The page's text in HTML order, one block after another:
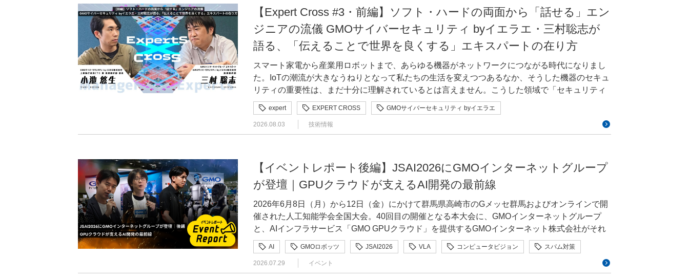
ください 山田このプロダクトは、もともとハッカソンで作ったものでした。その後、挑戦できる
公募がないかSNSで探していたときに、GMO DESIGN AWARDを知りました。せっかく形にした
プロダクトなら、できるだけ多くの場で評価をいただく機会をつくりたいと思い、応募を決めま
した。応募したのは、AI入力チェック機能を備えたフォーム作成ツール「フォームインワン」で
す。生成AIが回答者の入力内容をリアルタイムで確認し、非同期の手続きにおける不安感を軽減
する仕組みを提案したプロダクトです。 —制作の中で一番苦労した点と、それを乗り越えたエピ
ソードを教えてください 山田一番苦労したのは、「窓口のような安心感」を、オンラインフォー
ムという仕組みにどう落とし込むかでした。当初は、入力内容の不足に応じて自動で設問を追加
する手法を試しました。利用者の不安を軽減できる可能性は見えたものの、既存の運用フローか
ら大きく乖離してしまい、普及性という壁にぶつかりました。試行錯誤の末、現実的な導入のし
やすさを重視した仕様にたどり着きました。さらに、実装段階ではAIの応答速度という新たな課
できたときは、ようやく理想と現実を両立させられたという実感がありました。 —受賞されて、
ご自身や活動にどのような変化がありましたか。率直な感想も含めて教えてください 山田率直に
言って、とても嬉しかったです。一次選考、二次選考と進むたびに、クオリティの高い作品と並
んで自分たちのプロダクトが評価されていく実感があり、それは大きな励みになりました。もと
もとこのプロダクトはハッカソンから始まったものです。そこでの受賞をきっかけに、ある企業
からインターンのお声がけをいただいていましたが、その後のGMO DESIGN AWARDでの受賞
も、後押しの一つになったと感じています。挑戦を重ねるたびに、思いがけない形で次の機会に
つながっていくことを実感した経験です。 まとめ 今回ご紹介した3組は、それぞれ異なる得意分
野や視点を持つメンバー同士で、互いに補い合いながら作品を形にしていました。 得意なことが
異なっていたからこそ、さまざまな要素を集約した映像表現に挑戦できたチーム。AIとの壁打ち
たのは、AIを単なる省力化の道具として使うのではなく、「AIを使うからこそ成立する画面」を
つくることです。手描きの線と動きは自分で設計し、その線画からNormal mapを生成して陰影を
加えることで、2D作画の手触りを残しながら、光が彫り込まれたレリーフのような質感を目指し
ました。技術の新しさを見せるだけでなく、AIとの距離感や人間の孤独というテーマが、映像表
現と物語の両方から伝わるように工夫しました。 —制作過程でAIツールをどのように活用しまし
たか。使ってみて意外だった発見や、工夫したポイントも教えてください 松田企画段階では
ChatGPTを壁打ち相手として使いました。自分が傷心した女性になりきって実際に恋愛相談を行
い、返ってきた言葉を検証しながら脚本に取り入れています。AIが表面的には優しくても、正論
を並べるほど相談者の気持ちから離れていくように感じられたこと、この違和感が作品の核にな
りました。AIには構図や演技を丸ごと任せず、作画や色、タイミングは人が決め、AIは質感づく
りの補助として使うことで、自分の意図を保つようにしました。 —「応募しようか迷っている」
かどうかにかかわらず、作品を言葉で振り返り、誰かに見てもらう経験は、次の制作の方向を考
える材料になります。見てもらうだけタダですからね（笑） 寺山隼矢さん｜東北大学大学院工学
研究科 受賞作品：AI菩薩受賞名：審査員特別賞（コンテクストデザイン賞／マーケティングイノ
ベーション賞）作品詳細：https://gmo-design-award.com/2025/works/006.html生成AIを「悩みに
寄り添う存在」としてデザインしたプロダクトアイデア。寺の空間を模した画面でAI菩薩に悩み
を相談できる、心を落ち着けるための体験を提案する。 —GMO DESIGN AWARDに応募しよう
と思ったきっかけを教えてください 寺山生成AIと関わる中で、「人類の経験や知識に適切に基づ
きながら人の心を導ける存在にならないか」と考えたことが、AI菩薩の発想につながりました。
普段は研究や開発に取り組んでおり、デザインを専門としているわけではありませんが、デザイ
ンの分野に興味があったため、自分なりの視点で挑戦してみました。 —制作でこだわった点や、
ショップ様へ丁寧にお伝えしていきました。「Smart Checkout」は、こうしたUI・UXにすれば売
上向上につながるという仮説のもとで改善しています。その目的をご理解いただいたうえで、プ
ロダクトの方向性と合致する要望は取り入れながら進めました。その判断を支えたのが、
「makeshop byGMO」を長年利用してくださっているショップ様のデータと、一般的なECの決
りたたんで表示した際には、「確認するたびに開く手間がある」という声もありました。そのよ
うな場合には、画面を短くしたほうがCVRや売上の向上につながるというデータを根拠に、説明
を重ねていきました。 大橋ショップ様の理解を得るためには、社内、とくにCSとの認識共有も
欠かせませんでした。リリース当初は、「Smart Checkout」が売上向上を目指すプロダクトであ
るという目的が、社内に十分浸透していなかったんです。そこでCSにも背景や狙いを共有し、シ
ョップ様から問い合わせがあった際には、まず「Smart Checkout」の目的を説明してもらうよう
もお伝えしました」「代替案としてこのようにご案内しています」といったコメントが増えまし
た。プロダクトの目的を社内で共有し、全社で支えてもらえた効果だと感じています。 —
「Smart Checkout」のプロジェクトを通じて、デザイナーとしてどのような気づきがありました
か。 大橋一番大きかったのは、「リリース後こそが肝要だ」と実感したことです。仮説をもとに
つくったものをリリースして終わりではなく、その後の反応を見ながら改善を続けることが重要
だと感じました。設定一つをとっても、購入者様には喜ばれる一方、ショップ様からは賛否が分
かれるなど、想定とは異なる反応が多くあったんです。このように、当初の仮説とは異なるフィ
ードバックもありましたが、言葉の裏にある意図を汲み取り、デザインへ反映してブラッシュア
ップを続けることが大切だと学びました。また、自分が提案・作成したUIによって、ショップ様
社のインハウスデザイナーとして、自社の事業そのものを育ててみたいと考えるようになりまし
た。ちょうどGMOメイクショップに知り合いが2人いたこともあり、そのご縁から入社を決めま
した。 「最短ワンステップ」を目指した、決済画面リニューアルの背景 ▼Smart Checkout(スマ
ートチェックアウト)詳細はこちら —今回手がけられた「Smart Checkout（スマートチェックア
ウト）」とは、どのようなものなのでしょうか。 大橋従来の「makeshop byGMO」の決済画面
は、「購入確認」「配送設定」「決済方法の選択」「完了」という4つの画面に分かれていまし
た。画面遷移や入力の負担が大きく、購入者様が途中で離脱する「カゴ落ち」が課題になってい
た。こうした市場の変化を受け、4つの画面を1画面に集約したのが「Smart Checkout」です。
「makeshop byGMO」はショップ様向けのサービスですが、決済画面を実際に操作するのは、そ
のショップを利用する購入者様です。楽天やAmazonなどの大手プラットフォームでワンステッ
す。長く続くサービスのなかで多くの機能が積み重なっており、改修には膨大な工数が見込まれ
ました。そのため、課題を認識しながらも、なかなか着手できない状況が続いていたんです。そ
という危機感が高まったことで、改修計画が動き始めました。私自身も、「makeshop byGMO」
が支える流通額を考えると、決済画面には大きな改善余地があると感じていたため、納得感を持
ってプロジェクトに参加できました。 —大規模な改修を、どのように進めていったのでしょう
か。 大橋従来の決済画面には大きな改善余地があったため、まずはできるところから刷新しよう
という認識で進めました。すべての機能をそろえてから公開するのではなく、一部の決済方法が
使えないといった制約を残した状態でリリースしています。完璧を待っていると、公開がどんど
キスパートやパートナーと意見交換をするなかで、自分自身の視野が広がったと感じています。
自分が知らない分野のエキスパートの方が持つ見識に触れることもできますし、そうした刺激を
受けられるのが1つの大きな変化ですね。また展示会などの現場に立つことで、「やらなければな
らないことの多さ」を痛感したこともポイントでした。診断のご相談に来られるお客さまは、そ
場でそれに触れられたのは大きかったです。こうした現場では「うちは知られていないから狙わ
れない」「中小企業だからサイバー攻撃なんて関係ない」といった声や、「対策の優先順位はい
つ考えればいいのか」「対策して何かいいことがあるのか」という疑問もよく出てくるんです。
セキュリティの本質的な価値は「この製品は安全だから使おう」という信頼・信用の向上や保全
にあると思っています。こうした意識を基礎から底上げしていくにはどうすればいいのかを、現
場で話すたびに考えさせられますね。 ———小池さんから見て、三村さんの存在は組織にどんな
のなかで技術者として情報を発信し続けている三村さんは社内外で高い認知度があります。中に
は三村さんのファンもいらっしゃるので、GMOイエラエという枠を超えた、IoTセキュリティ分
野におけるシンボル的な存在になってくれていると思いますね。何より三村さんは安心感のある
語り手なので、あまりIoTなどに詳しくない相手にも「この人の話なら聞いてみようかな」と思わ
せられるのも三村さんの素晴らしさです。社内のジュニアや若手のメンターにもいい影響を与え
ていますし、取引先の企業からも「三村さんと話していると安心感がある」とよく言っていただ
けるんですよ。またハードもソフトも分かるというのは、情報の全レイヤーを下から上まで理解
しているという証です。こうした知識に裏打ちされた語り口で安心感を与えられる三村さんだか
らこそ、他のエキスパートやグループ各社から相談されやすいのだと思いますし、人と人・会社
【Expert Cross #3・前編】ソフト・ハードの両面から「話せる」エン
ジニアの流儀 GMOサイバーセキュリティ byイエラエ・三村聡志が
語る、「伝えることで世界を良くする」エキスパートの在り方
スマート家電から産業用ロボットまで、あらゆる機器がネットワークにつながる時代になりまし
た。IoTの潮流が大きなうねりとなって私たちの生活を変えつつあるなか、そうした機器のセキュ
リティの重要性は、まだ十分に理解されているとは言えません。こうした領域で「セキュリティ
を語れる人」として社内外を飛び回っているのが、GMOサイバーセキュリティ byイエラエで
IoT・ハードウェアの診断を担う三村聡志さんです。GMOインターネットグループでは、特定の
専門分野における第一人者を「エキスパート」として認定し、エキスパートによる情報発信やイ
用として年間で最大100万円が支給されます。今回はそんな三村さんと、三村さんの上長でもあ
るGMOサイバーセキュリティ byイエラエCTO・小池悠生さんのお二人に、エキスパート就任の
経緯やこれまでの活動、そして三村さんが大切にしている「伝え方」について伺いました。 「話
せるエンジニア」として、情報発信から教育までを幅広く行う 三村聡志（みむら さとし）｜
GMOサイバーセキュリティ byイエラエ株式会社 ソフトウェア開発やマルウェアの解析、コンシ
ューマーサポートなど幅広い業務を経験した後、現在はGMOサイバーセキュリティ byイエラエ
セキュリティの重要性を社内外に伝える「話せるエンジニア」としても活動。GMOインターネッ
トグループのエキスパートとして、ローレイヤセキュリティの領域で現在5期目を継続して務めて
いる。 小池 悠生（こいけ ゆうき）｜GMOサイバーセキュリティ byイエラエ株式会社 上席執行
expert EXPERT CROSS GMOサイバーセキュリティ byイエラエ
2026.08.03 技術情報
【イベントレポート後編】JSAI2026にGMOインターネットグループ
が登壇｜GPUクラウドが支えるAI開発の最前線
2026年6月8日（月）から12日（金）にかけて群馬県高崎市のGメッセ群馬およびオンラインで開
催された人工知能学会全国大会。40回目の開催となる本大会に、GMOインターネットグループ
と、AIインフラサービス「GMO GPUクラウド」を提供するGMOインターネット株式会社がそれ
ぞれプレゼンティングスポンサーとして協賛しました。レポート後編では6月10日（水）から11
日（木）にかけて行われた講演の模様を、GMOインターネットグループ特設ブースの様子とあわ
せてご紹介します。 前編はこちらから GMOインターネットグループ特設ブース 会場の一角に
AI GMOロボッツ JSAI2026 VLA コンピュータビジョン
スパム対策
セキュリティ
人工知能
人工知能学会 強化学習 機械学習
2026.07.29 イベント